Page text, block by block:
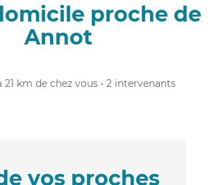
proche de
Annot
21 km de chez vous • 2 intervenants
vos proches